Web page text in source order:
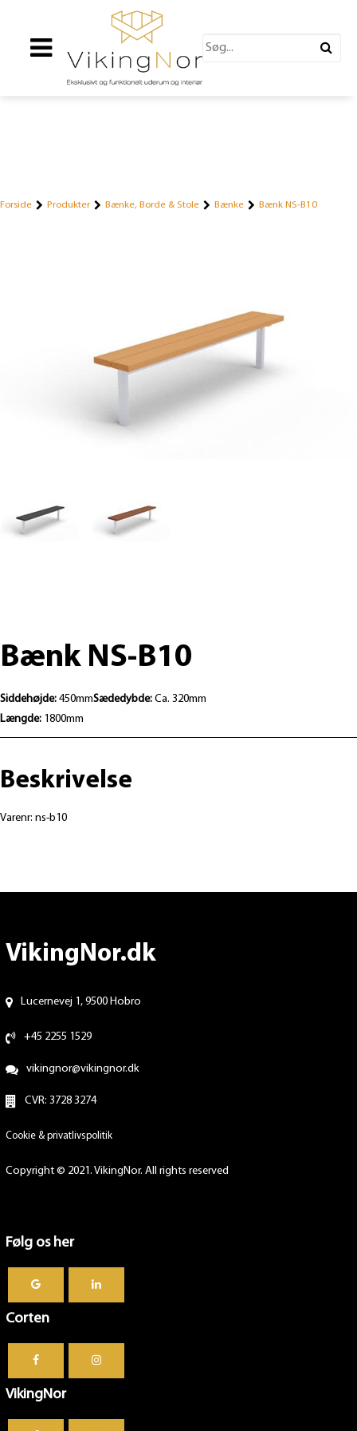
Forside Produkter Bænke, Borde & Stole Bænke Bænk NS-B10
Bænk NS-B10
Siddehøjde: 450mm
Længde: 1800mm
Sædedybde: Ca. 320mm
Beskrivelse
Varenr: ns-b10
VikingNor.dk
Lucernevej 1, 9500 Hobro
+45 2255 1529
vikingnor@vikingnor.dk
CVR: 3728 3274
Cookie & privatlivspolitik
Copyright © 2021. VikingNor. All rights reserved
Følg os her
Corten
VikingNor